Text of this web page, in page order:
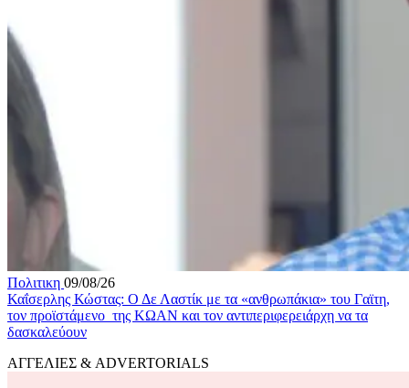
Πολιτικη 09/08/26
Καΐσερλης Κώστας: Ο Δε Λαστίκ με τα «ανθρωπάκια» του Γαϊτη,
τον προϊστάμενο της ΚΩΑΝ και τον αντιπεριφερειάρχη να τα
δασκαλεύουν
ΑΓΓΕΛΙΕΣ & ADVERTORIALS